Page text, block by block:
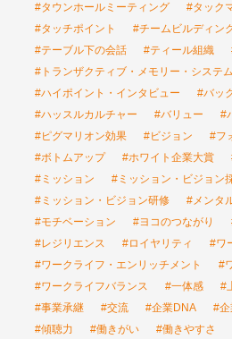
#タウンホールミーティング
#タック
#タッチポイント
#チームビルディン
#テーブル下の会話
#ティール組織
#トランザクティブ・メモリー・システム
#ハイポイント・インタビュー
#バッ
#ハッスルカルチャー
#バリュー
#
#ピグマリオン効果
#ビジョン
#フ
#ボトムアップ
#ホワイト企業大賞
#ミッション
#ミッション・ビジョン
#ミッション・ビジョン研修
#メンタ
#モチベーション
#ヨコのつながり
#レジリエンス
#ロイヤリティ
#ワ
#ワークライフ・エンリッチメント
#
#ワークライフバランス
#一体感 #
#事業承継
#交流 #企業DNA #企
#傾聴力
#働きがい #働きやすさ